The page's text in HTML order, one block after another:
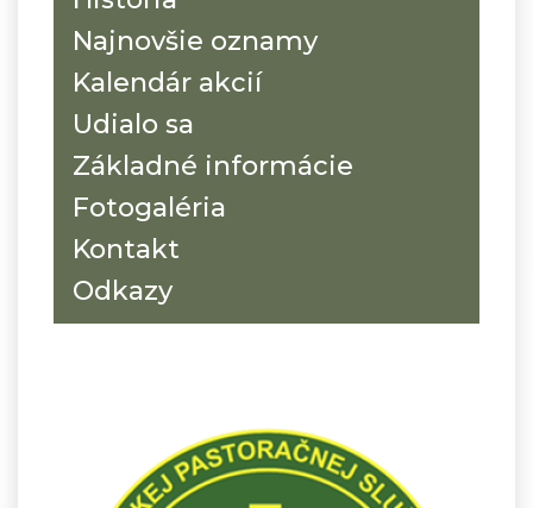
Najnovšie oznamy
Kalendár akcií
Udialo sa
Základné informácie
Fotogaléria
Kontakt
Odkazy